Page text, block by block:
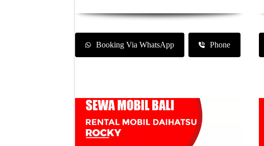
Booking Via WhatsApp Phone